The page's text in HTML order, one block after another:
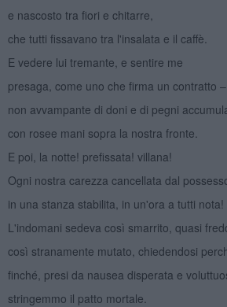
e nascosto tra fiori e chitarre,
che tutti fissavano tra l'insalata e il caffè.
E vedere lui tremante, e sentire me
presaga, come uno che firma un contratto –
non avvampante di doni e di pegni
con rosee mani sopra la nostra fronte.
E poi, la notte! prefissata! villana!
Ogni nostra carezza cancellata dal
in una stanza stabilita, in un'ora a tutti nota!
L'indomani sedeva così smarrito, quasi
così stranamente mutato, chiedendosi
finché, presi da nausea disperata e
stringemmo il patto mortale.